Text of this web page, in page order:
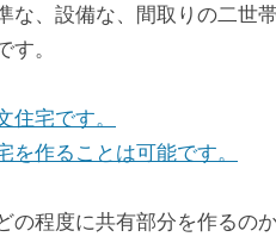
な、設備な、間取りの二世
。
宅です。
作ることは可能です。
の程度に共有部分を作るの